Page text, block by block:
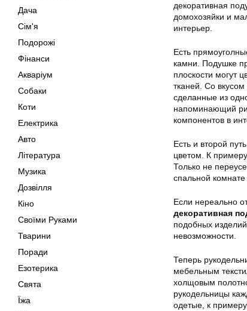
Дача
Сім'я
Подорожі
Фінанси
Акваріум
Собаки
Коти
Електрика
Авто
Література
Музика
Дозвілля
Кіно
Своїми Руками
Тварини
Поради
Езотерика
Свята
Їжа
декоративная
домохозяйки и
интерьер.
Есть
камни. Подушке
плоскости могут
тканей. Со
сделанные из
напоминающий
компонентов в
Есть и второй
цветом. К
Только не
спальной
Если нереально
декоративная
подобных
невозможности.
Теперь
мебельным
холщовым
рукодельницы
одетые, к